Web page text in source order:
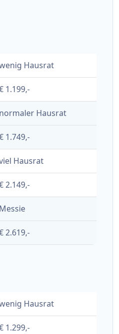
Hausrat
1.199,-
normaler Hausrat
1.749,-
Hausrat
2.149,-
Messie
2.619,-
Hausrat
1.299,-